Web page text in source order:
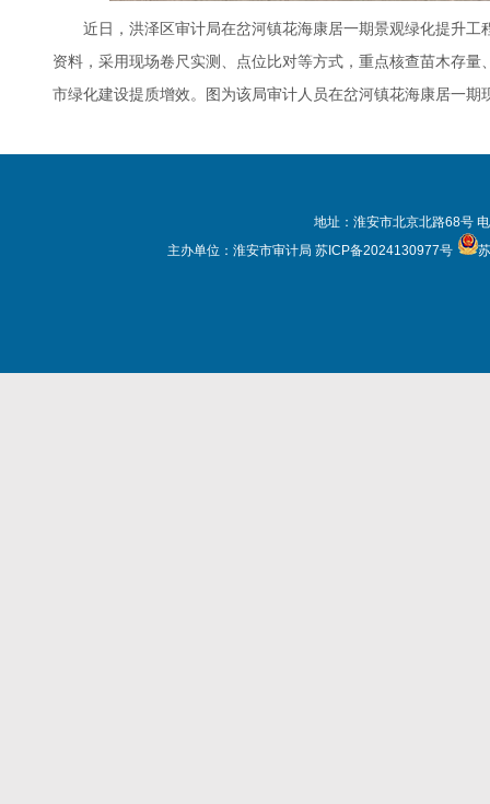
近日，洪泽区审计局在岔河镇花海康居一期景观绿化提升
资料，采用现场卷尺实测、点位比对等方式，重点核查苗木存
市绿化建设提质增效。图为该局审计人员在岔河镇花海康居一
地址：淮安市北京北路68
主办单位：淮安市审计局苏ICP备2024130977号